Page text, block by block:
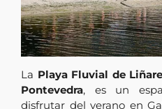
La Playa Fluvial de
Pontevedra, es un
disfrutar del verano en